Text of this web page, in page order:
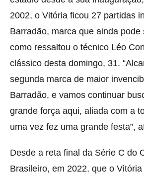
2002, o Vitória ficou 27 partidas
Barradão, marca que ainda pode
como ressaltou o técnico Léo
clássico desta domingo, 31.
segunda marca de maior
Barradão, e vamos continuar
grande força aqui, aliada com a
uma vez fez uma grande festa”,
Desde a reta final da Série C do
Brasileiro, em 2022, que o